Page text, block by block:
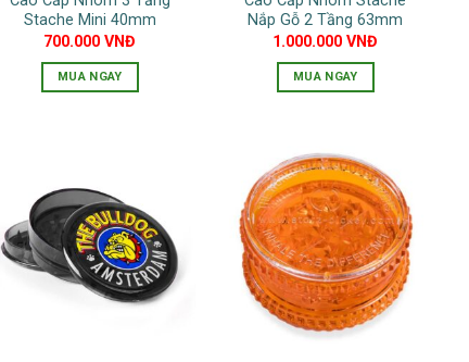
chọn
trên
trang
sản
Stache Mini 40mm
700.000VNĐ
MUA NGAY
Nắp Gỗ 2 Tầng 63mm
1.000.000VNĐ
MUA NGAY
này
có
nhiều
biến
thể.
Các
tùy
chọn